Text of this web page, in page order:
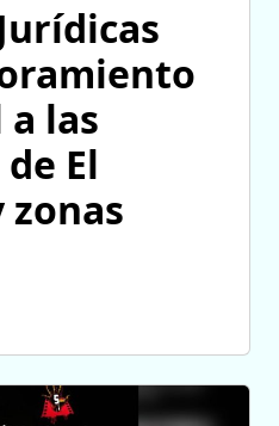
las
El
zonas